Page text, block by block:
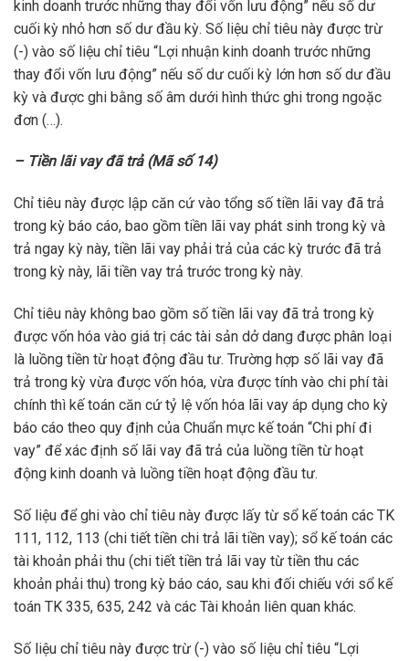
kinh doanh trước những thay đổi vốn lưu động” nếu số dư
cuối kỳ nhỏ hơn số dư đầu kỳ. Số liệu chỉ tiêu này được trừ
(-) vào số liệu chỉ tiêu “Lợi nhuận kinh doanh trước những
thay đổi vốn lưu động” nếu số dư cuối kỳ lớn hơn số dư đầu
kỳ và được ghi bằng số âm dưới hình thức ghi trong ngoặc
đơn (…).
– Tiền lãi vay đã trả (Mã số 14)
Chỉ tiêu này được lập căn cứ vào tổng số tiền lãi vay đã trả
trong kỳ báo cáo, bao gồm tiền lãi vay phát sinh trong kỳ và
trả ngay kỳ này, tiền lãi vay phải trả của các kỳ trước đã trả
trong kỳ này, lãi tiền vay trả trước trong kỳ này.
Chỉ tiêu này không bao gồm số tiền lãi vay đã trả trong kỳ
được vốn hóa vào giá trị các tài sản dở dang được phân loại
là luồng tiền từ hoạt động đầu tư. Trường hợp số lãi vay đã
trả trong kỳ vừa được vốn hóa, vừa được tính vào chi phí tài
chính thì kế toán căn cứ tỷ lệ vốn hóa lãi vay áp dụng cho kỳ
báo cáo theo quy định của Chuẩn mực kế toán “Chi phí đi
vay” để xác định số lãi vay đã trả của luồng tiền từ hoạt
động kinh doanh và luồng tiền hoạt động đầu tư.
Số liệu để ghi vào chỉ tiêu này được lấy từ sổ kế toán các TK
111, 112, 113 (chi tiết tiền chi trả lãi tiền vay); sổ kế toán các
tài khoản phải thu (chi tiết tiền trả lãi vay từ tiền thu các
khoản phải thu) trong kỳ báo cáo, sau khi đối chiếu với sổ kế
toán TK 335, 635, 242 và các Tài khoản liên quan khác.
Số liệu chỉ tiêu này được trừ (-) vào số liệu chỉ tiêu “Lợi